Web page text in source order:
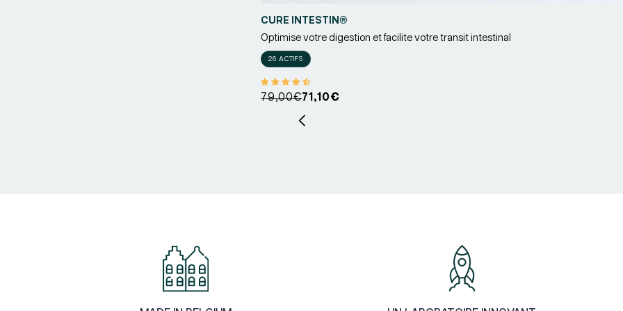
CURE INTESTIN®
Optimise votre digestion et facilite votre transit intestinal
Fournisseur :
26 ACTIFS
Prix
Prix
promotionnel
79,00€71,10€